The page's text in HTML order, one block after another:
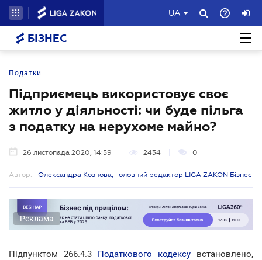
UA
БІЗНЕС
Податки
Підприємець використовує своє
житло у діяльності: чи буде пільга
з податку на нерухоме майно?
26 листопада 2020, 14:59 2434 0
Автор: Олександра Кознова, головний редактор LIGA ZAKON Бізнес
Реклама
Підпунктом 266.4.3 Податкового кодексу встановлено,